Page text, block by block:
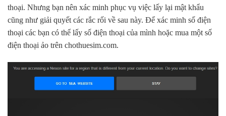
thoại. Nhưng bạn nên xác minh phục vụ việc lấy lại mật khẩu
cũng như giải quyết các rắc rối về sau này. Để xác minh số điện
thoại các bạn có thể lấy số điện thoại của mình hoặc mua một số
điện thoại ảo trên chothuesim.com.